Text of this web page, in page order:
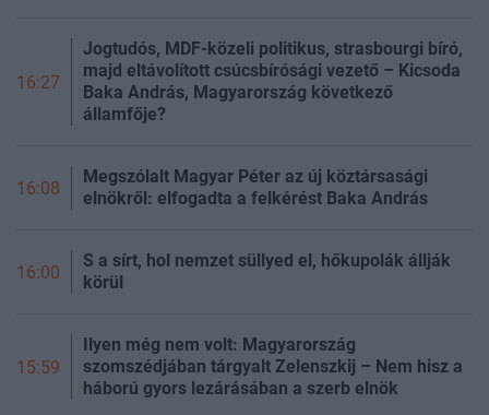
16:27
Jogtudós, MDF-közeli politikus, strasbourgi bíró,
majd eltávolított csúcsbírósági vezető – Kicsoda
Baka András, Magyarország következő
államfője?
16:08
Megszólalt Magyar Péter az új köztársasági
elnökről: elfogadta a felkérést Baka András
16:00
S a sírt, hol nemzet süllyed el, hőkupolák állják
körül
15:59
Ilyen még nem volt: Magyarország
szomszédjában tárgyalt Zelenszkij – Nem hisz a
háború gyors lezárásában a szerb elnök